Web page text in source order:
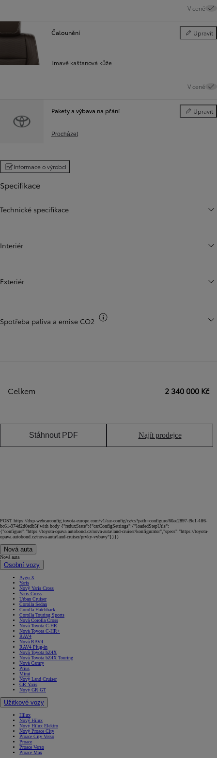
V ceně
Čalounění Upravit
Čalounění
Tmavě kaštanová kůže
V ceně
Pakety a výbava na přání Upravit
Pakety a
Procházet
Informace o výrobci
Specifikace
Technické specifikace
Interiér
Exteriér
Spotřeba paliva a emise CO2
Celkem 2 340 000 Kč
Stáhnout PDF Najít prodejce
POST https://dxp-webcarconfig.toyota-europe.com/v1/car-config/cz/cs?path=configure/60ae2897-f9e1-4ff6-
bc61-974d2d0edb5f with body {"reduxState":{"carConfigSettings":{"loadedStepUrls":
{"configure":"https://toyota-opava.autobond.cz/nova-auta/land-cruiser/konfigurator","specs":"https://toyota-
opava.autobond.cz/nova-auta/land-cruiser/prvky-vybavy"}}}}
Nová auta
Nová auta
Osobní vozy
Aygo X
Yaris
Nový Yaris Cross
Yaris Cross
Urban Cruiser
Corolla Sedan
Corolla Hatchback
Corolla Touring Sports
Nová Corolla Cross
Nová Toyota C-HR
Nová Toyota C-HR+
RAV4
Nová RAV4
RAV4 Plug-in
Nová Toyota bZ4X
Nová Toyota bZ4X Touring
Nová Camry
Prius
Mirai
Nový Land Cruiser
GR Yaris
Nový GR GT
Užitkové vozy
Hilux
Nový Hilux
Nový Hilux Elektro
Nový Proace City
Proace City Verso
Proace
Proace Verso
Proace Max